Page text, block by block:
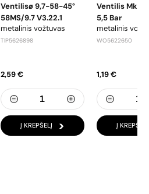
Ventilisø 9,7-58-45°
58MS/9.7 V3.22.1
metalinis vožtuvas
TIP5626898
2,59 €
Į KREPŠELĮ
Ventilis Mkr.,
5,5 Bar
metalinis
WO5622650
1,19 €
Į KREPŠELĮ